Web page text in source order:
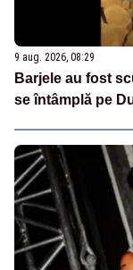
9 aug. 2026, 08:29
Barjele au fost
se întâmplă pe